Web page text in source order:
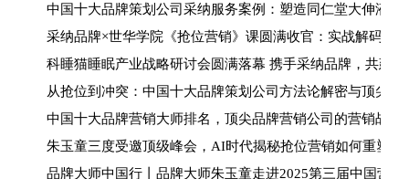
中国十大品牌策划公司采纳服务案例：塑造同仁堂大伸液“
采纳品牌×世华学院《抢位营销》课圆满收官：实战解码引
科睡猫睡眠产业战略研讨会圆满落幕 携手采纳品牌，共建
从抢位到冲突：中国十大品牌策划公司方法论解密与顶尖品
中国十大品牌营销大师排名，顶尖品牌营销公司的营销战法
朱玉童三度受邀顶级峰会，AI时代揭秘抢位营销如何重塑行
品牌大师中国行丨品牌大师朱玉童走进2025第三届中国营